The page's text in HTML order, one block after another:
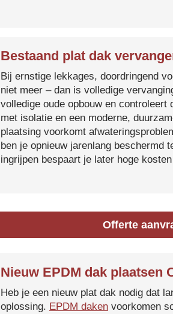
Bestaand plat dak
Bij ernstige lekkages, doordringend
niet meer – dan is volledige
volledige oude opbouw en
met isolatie en een moderne,
plaatsing voorkomt
ben je opnieuw jarenlang beschermd
ingrijpen bespaart je later hoge
Offerte
Nieuw EPDM dak plaatsen
Heb je een nieuw plat dak nodig dat
oplossing. EPDM daken voorkomen